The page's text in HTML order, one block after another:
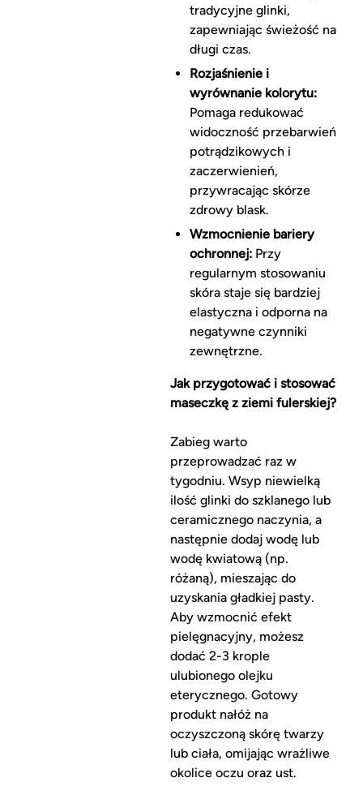
tradycyjne glinki,
zapewniając świeżość na
długi czas.
Rozjaśnienie i
wyrównanie kolorytu:
Pomaga redukować
widoczność przebarwień
potrądzikowych i
zaczerwienień,
przywracając skórze
zdrowy blask.
Wzmocnienie bariery
ochronnej:Przy
regularnym stosowaniu
skóra staje się bardziej
elastyczna i odporna na
negatywne czynniki
zewnętrzne.
Jak przygotować i stosować
maseczkę z ziemi fulerskiej?
Zabieg warto
przeprowadzać raz w
tygodniu. Wsyp niewielką
ilość glinki do szklanego lub
ceramicznego naczynia, a
następnie dodaj wodę lub
wodę kwiatową (np.
różaną), mieszając do
uzyskania gładkiej pasty.
Aby wzmocnić efekt
pielęgnacyjny, możesz
dodać 2-3 krople
ulubionego olejku
eterycznego. Gotowy
produkt nałóż na
oczyszczoną skórę twarzy
lub ciała, omijając wrażliwe
okolice oczu oraz ust.